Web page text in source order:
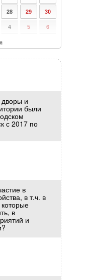
28 29 30
4 5 6
и
были
с 2017 по
в
в т.ч. в
в
и